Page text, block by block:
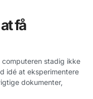
få
stadig ikke
idé at eksperimentere
dokumenter,